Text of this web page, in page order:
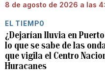
8 de agosto de 2026 a las
EL TIEMPO
¿Dejarían lluvia en
lo que se sabe de las
que vigila el Centro
Huracanes